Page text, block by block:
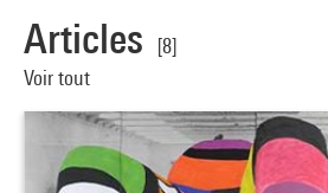
Articles
[8]
Voir tout